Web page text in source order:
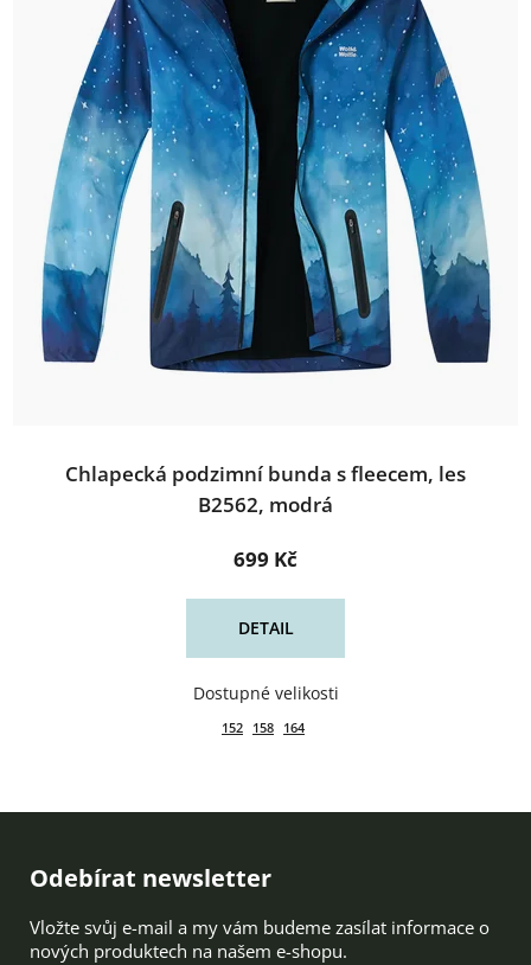
Chlapecká podzimní bunda s fleecem, les
B2562, modrá
699 Kč
DETAIL
152 158 164
Zápatí
Odebírat newsletter
Vložte svůj e-mail a my vám budeme zasílat informace o
nových produktech na našem e-shopu.